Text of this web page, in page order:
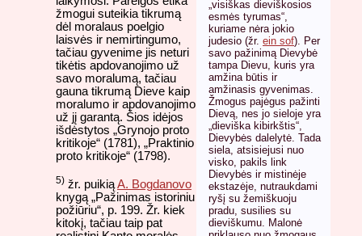
„visiškas dieviškosios
esmės tyrumas“,
kuriame nėra jokio
judesio (žr. ein sof). Per
savo pažinimą Dievybė
tampa Dievu, kuris yra
amžina būtis ir
amžinasis gyvenimas.
Žmogus pajėgus pažinti
Dievą, nes jo sieloje yra
„dieviška kibirkštis“,
Dievybės dalelytė. Tada
siela, atsisiejusi nuo
visko, pakils link
Dievybės ir mistinėje
ekstazėje, nutraukdami
ryšį su žemiškuoju
pradu, susilies su
dieviškumu. Malonė
žmogui suteikia tikrumą
dėl moralaus poelgio
laisvės ir nemirtingumo,
tačiau gyvenime jis neturi
tikėtis apdovanojimo už
savo moralumą, tačiau
gauna tikrumą Dieve kaip
moralumo ir apdovanojimo
už jį garantą. Šios idėjos
išdėstytos „Grynojo proto
kritikoje“ (1781), „Praktinio
proto kritikoje“ (1798).
5) žr. puikiąA. Bogdanovo
knygą „Pažinimas istoriniu
požiūriu“, p. 199. Žr. kiek
kitokį, tačiau taip pat